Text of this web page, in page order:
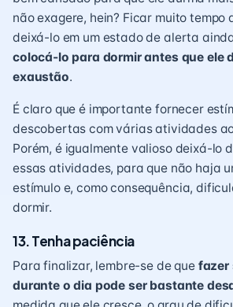
não exagere, hein? Ficar muito tempo
deixá-lo em um estado de alerta
colocá-lo para dormir antes que ele
exaustão.
É claro que é importante fornecer
descobertas com várias atividades
Porém, é igualmente valioso deixá-lo
essas atividades, para que não haja
estímulo e, como consequência,
dormir.
13. Tenha paciência
Para finalizar, lembre-se de que fazer
durante o dia pode ser bastante